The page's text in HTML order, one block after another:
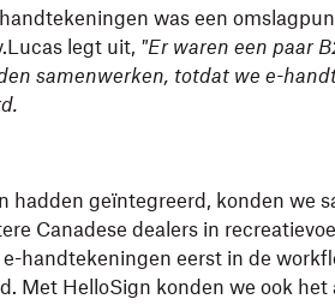
was een
legt uit, "Er waren een paar
samenwerken, totdat we e-
hadden geïntegreerd, konden we
Canadese dealers in
handtekeningen eerst in de
Met HelloSign konden we ook het